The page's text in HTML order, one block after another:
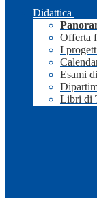
Didattica
Offerta
I
Esami
Libri di